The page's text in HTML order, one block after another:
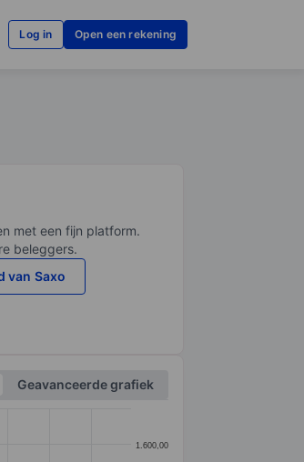
Log in Open een rekening
met een fijn platform.
beleggers.
van Saxo
Geavanceerde grafiek
1.600,00